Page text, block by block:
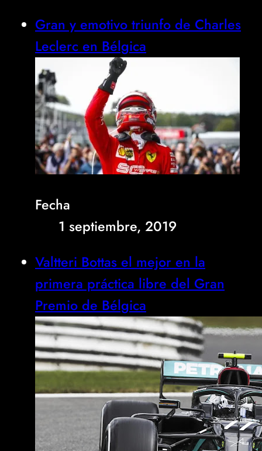
Gran y emotivo triunfo de Charles
Leclerc en Bélgica
Fecha
1 septiembre, 2019
Valtteri Bottas el mejor en la
primera práctica libre del Gran
Premio de Bélgica